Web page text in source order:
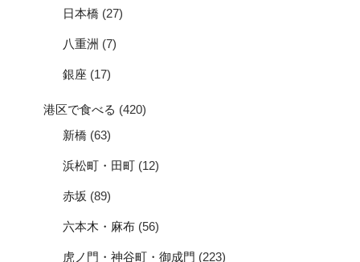
日本橋 (27)
八重洲 (7)
銀座 (17)
港区で食べる (420)
新橋 (63)
浜松町・田町 (12)
赤坂 (89)
六本木・麻布 (56)
虎ノ門・神谷町・御成門 (223)